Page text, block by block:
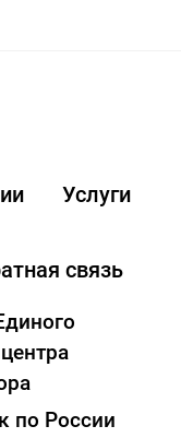
Услуги
связь
по России